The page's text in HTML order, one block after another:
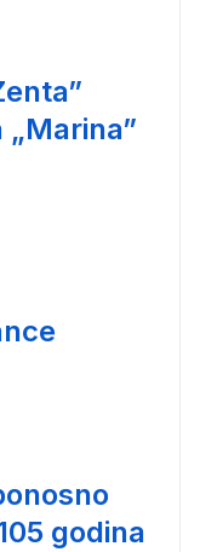
godina